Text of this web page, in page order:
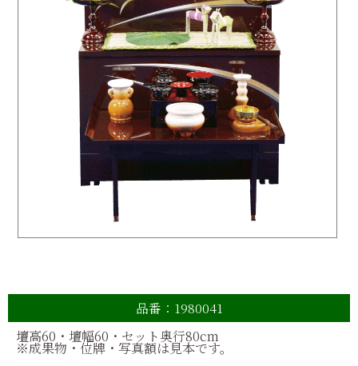
品番：1980041
壇高60 ・壇幅60 ・セット奥行80cm
※成果物・位牌・写真額は見本です。